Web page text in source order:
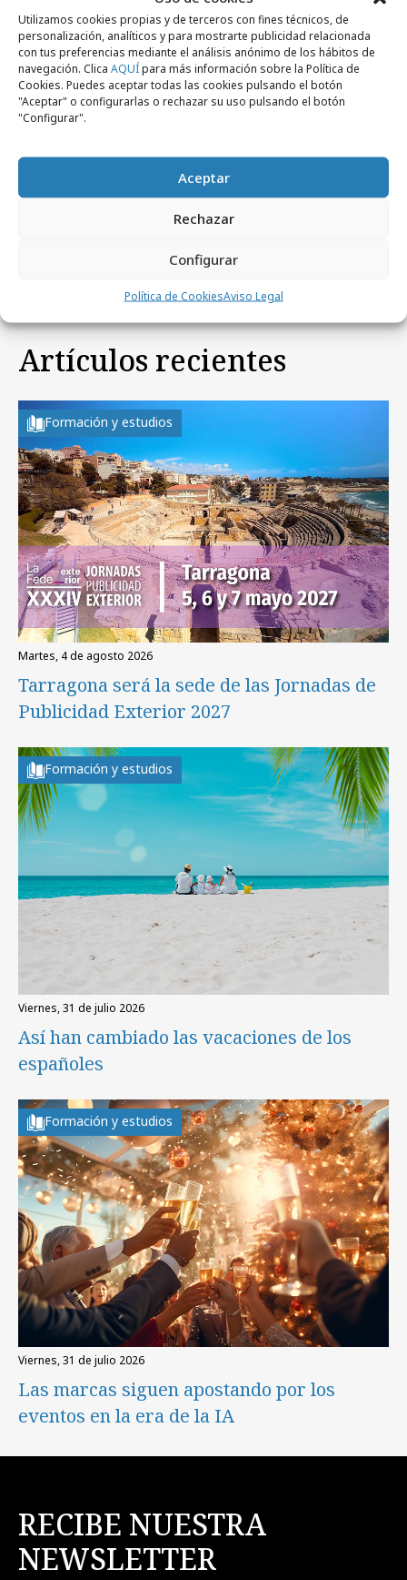
Utilizamos cookies propias y de terceros con fines técnicos, de
personalización, analíticos y para mostrarte publicidad relacionada
con tus preferencias mediante el análisis anónimo de los hábitos de
navegación. Clica AQUÍpara más información sobre la Política de
Cookies. Puedes aceptar todas las cookies pulsando el botón
"Aceptar" o configurarlas o rechazar su uso pulsando el botón
"Configurar".
Aceptar
Rechazar
Configurar
Política de CookiesAviso Legal
Comparte
Noticias Relacionadas
Artículos recientes
Formación y estudios
martes, 4 de agosto 2026
Tarragona será la sede de las Jornadas de
Publicidad Exterior 2027
Formación y estudios
viernes, 31 de julio 2026
Así han cambiado las vacaciones de los
españoles
Formación y estudios
viernes, 31 de julio 2026
Las marcas siguen apostando por los
eventos en la era de la IA
RECIBE NUESTRA
NEWSLETTER